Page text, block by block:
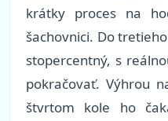
krátky proces na
šachovnici. Do
stopercentný, s
pokračovať. Výhrou
štvrtom kole ho